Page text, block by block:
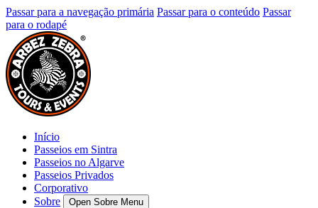
Passar para a navegação primária Passar para o conteúdo Passar
para o rodapé
Início
Passeios em Sintra
Passeios no Algarve
Passeios Privados
Corporativo
Sobre
Open Sobre Menu